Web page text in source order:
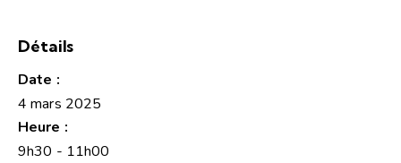
Détails
Date :
4 mars 2025
Heure :
9h30 - 11h00